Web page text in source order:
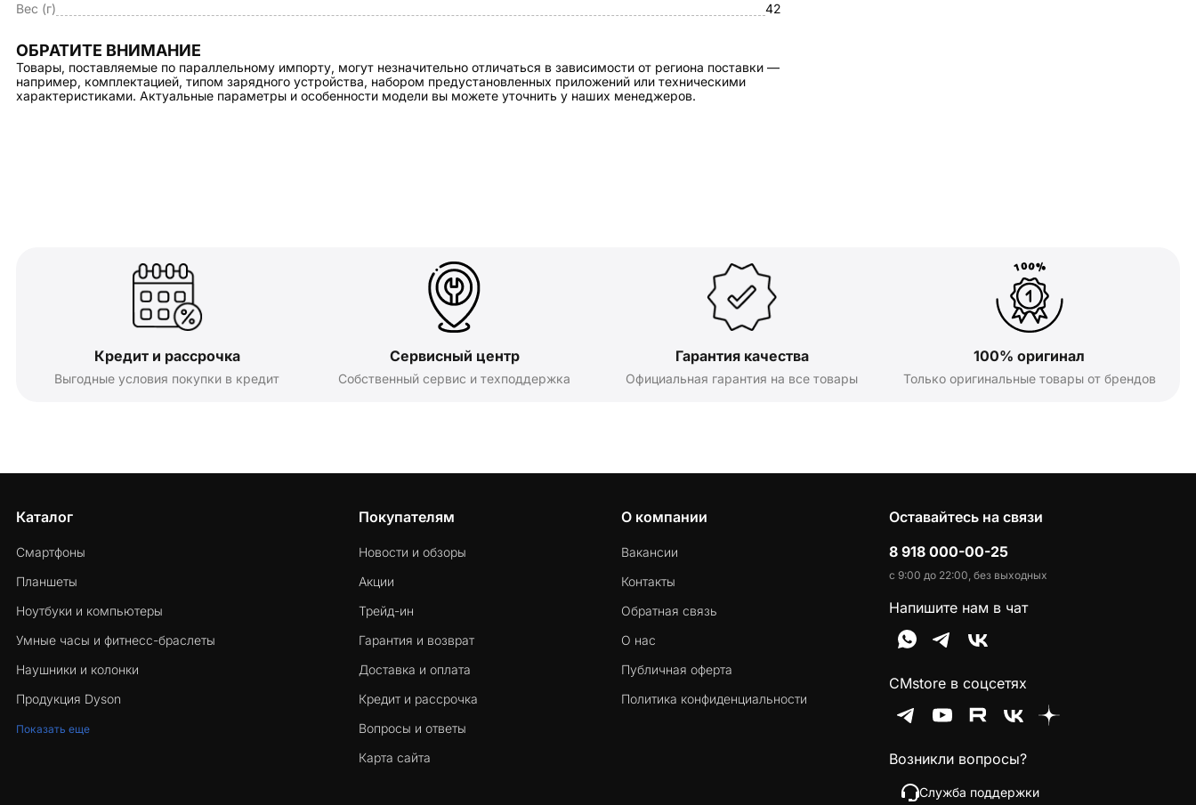
Вес (г)
42
ОБРАТИТЕ ВНИМАНИЕ
Товары, поставляемые по параллельному импорту, могут незначительно отличаться в зависимости от региона поставки —
например, комплектацией, типом зарядного устройства, набором предустановленных приложений или техническими
характеристиками. Актуальные параметры и особенности модели вы можете уточнить у наших менеджеров.
Кредит и рассрочка
Выгодные условия покупки в кредит
Сервисный центр
Собственный сервис и техподдержка
Гарантия качества
Официальная гарантия на все товары
100% оригинал
Только оригинальные товары от брендов
Каталог
Смартфоны
Планшеты
Ноутбуки и компьютеры
Умные часы и фитнесс-браслеты
Наушники и колонки
Продукция Dyson
Показать еще
Покупателям
Новости и обзоры
Акции
Трейд-ин
Гарантия и возврат
Доставка и оплата
Кредит и рассрочка
Вопросы и ответы
Карта сайта
О компании
Вакансии
Контакты
Обратная связь
О нас
Публичная оферта
Политика конфиденциальности
Оставайтесь на связи
8 918 000-00-25
с 9:00 до 22:00, без выходных
Напишите нам в чат
CMstore в соцсетях
Возникли вопросы?
Служба поддержки